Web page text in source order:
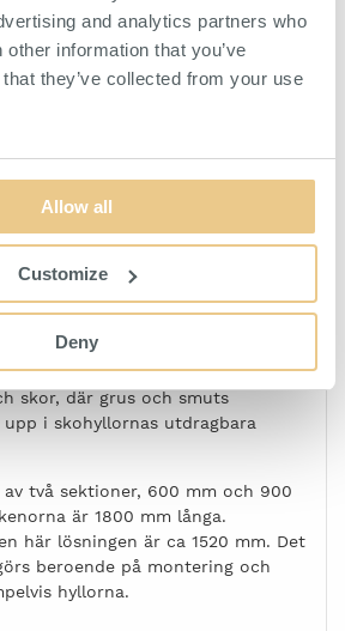
and analytics partners who
information that you’ve
they’ve collected from your use
Allow all
Customize
Deny
för entrén eller den större
lösningen får du gott om plats
skor, där grus och smuts
upp i skohyllornas utdragbara
av två sektioner, 600 mm och 900
är 1800 mm långa.
här lösningen är ca 1520 mm. Det
beroende på montering och
hyllorna.